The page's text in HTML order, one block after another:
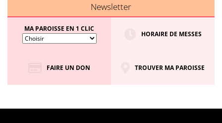
Newsletter
MA PAROISSE EN 1 CLIC
HORAIRE DE MESSES
FAIRE UN DON TROUVER MA PAROISSE